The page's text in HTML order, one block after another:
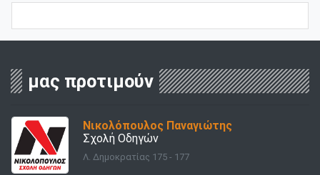
μας προτιμούν
Νικολόπουλος Παναγιώτης
Σχολή Οδηγών
Λ. Δημοκρατίας 175 - 177